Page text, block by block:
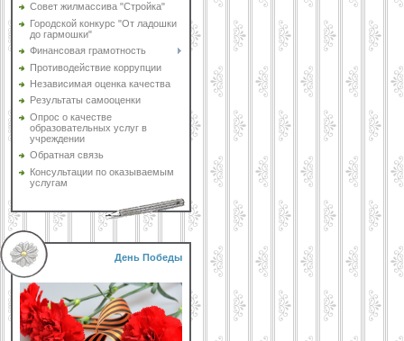
Совет жилмассива "Стройка"
Городской конкурс "От ладошки
до гармошки"
Финансовая грамотность
Противодействие коррупции
Независимая оценка качества
Результаты самооценки
Опрос о качестве
образовательных услуг в
учреждении
Обратная связь
Консультации по оказываемым
услугам
День Победы